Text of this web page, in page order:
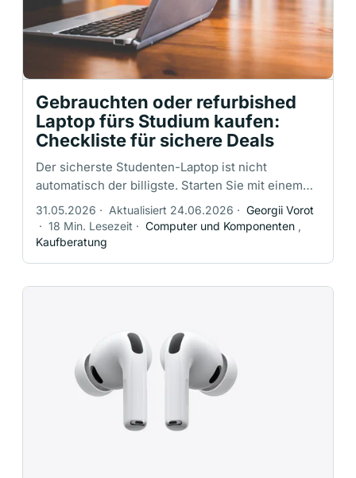
Gebrauchten oder refurbished
Laptop fürs Studium kaufen:
Checkliste für sichere Deals
Der sicherste Studenten-Laptop ist nicht
automatisch der billigste. Starten Sie mit einem
neuen Angebot, einem Open-Box-Gerät oder
einem seriös refurbished …
31.05.2026 · Aktualisiert 24.06.2026 · Georgii Vorot
· 18 Min. Lesezeit · Computer und Komponenten ,
Kaufberatung